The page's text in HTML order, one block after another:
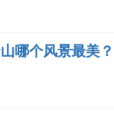
哪个风景最美？